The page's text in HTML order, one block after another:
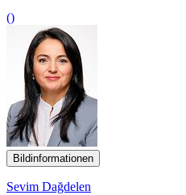
()
Bildinformationen
Sevim Dağdelen